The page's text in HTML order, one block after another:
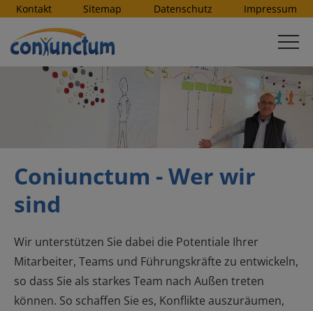
Kontakt Sitemap Datenschutz Impressum
Coniunctum - Wer wir
sind
Wir unterstützen Sie dabei die Potentiale Ihrer
Mitarbeiter, Teams und Führungskräfte zu entwickeln,
so dass Sie als starkes Team nach Außen treten
können. So schaffen Sie es, Konflikte auszuräumen,